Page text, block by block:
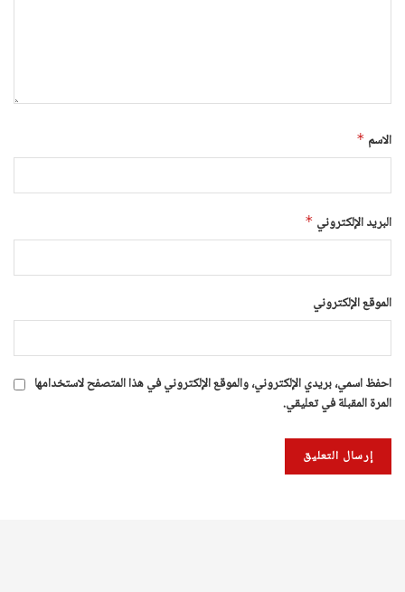
الاسم *
البريد الإلكتروني *
الموقع الإلكتروني
احفظ اسمي، بريدي الإلكتروني، والموقع الإلكتروني في هذا المتصفح لاستخدامها
المرة المقبلة في تعليقي.